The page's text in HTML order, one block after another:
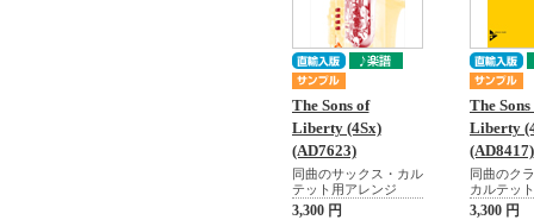
The Sons of
Liberty (4Sx)
(AD7623)
同曲のサックス・カル
テット用アレンジ
3,300 円
The Sons
Liberty
(AD8417)
同曲のク
カルテッ
3,300 円